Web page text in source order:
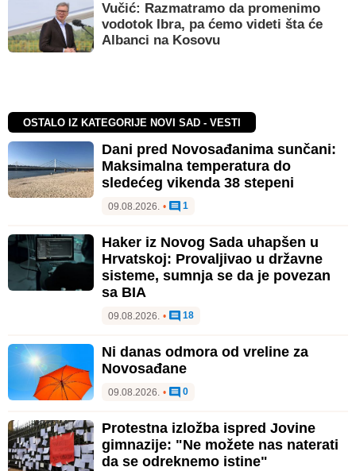
Vučić: Razmatramo da promenimo
vodotok Ibra, pa ćemo videti šta će
Albanci na Kosovu
OSTALO IZ KATEGORIJE NOVI SAD - VESTI
Dani pred Novosađanima sunčani:
Maksimalna temperatura do
sledećeg vikenda 38 stepeni
09.08.2026. • 1
Haker iz Novog Sada uhapšen u
Hrvatskoj: Provaljivao u državne
sisteme, sumnja se da je povezan
sa BIA
09.08.2026. • 18
Ni danas odmora od vreline za
Novosađane
09.08.2026. • 0
Protestna izložba ispred Jovine
gimnazije: "Ne možete nas naterati
da se odreknemo istine"